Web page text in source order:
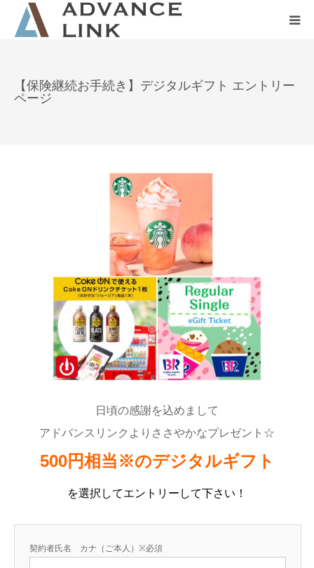
【保険継続お手続き】デジタルギフト エントリー
ページ
日頃の感謝を込めまして
アドバンスリンクよりささやかなプレゼント☆
500円相当※のデジタルギフト
を選択してエントリーして下さい！
契約者氏名 カナ（ご本人）※必須
会社概要